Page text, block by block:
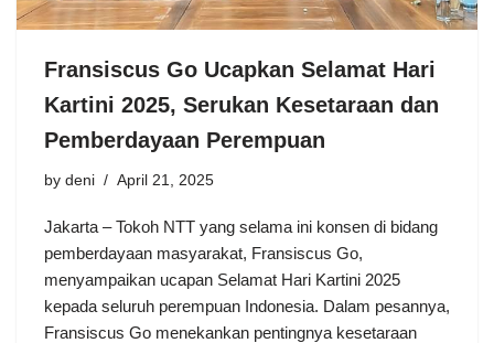
Fransiscus Go Ucapkan Selamat Hari
Kartini 2025, Serukan Kesetaraan dan
Pemberdayaan Perempuan
by deni April 21, 2025
Jakarta – Tokoh NTT yang selama ini konsen di bidang
pemberdayaan masyarakat, Fransiscus Go,
menyampaikan ucapan Selamat Hari Kartini 2025
kepada seluruh perempuan Indonesia. Dalam pesannya,
Fransiscus Go menekankan pentingnya kesetaraan